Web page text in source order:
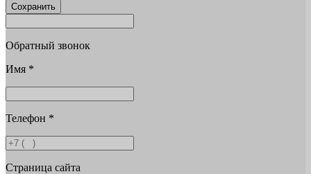
Сохранить
Обратный звонок
Имя *
Телефон *
Страница сайта